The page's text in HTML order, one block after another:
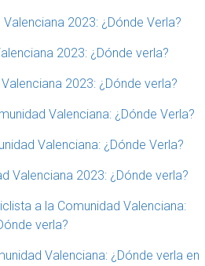
2023: ¿Dónde Verla?
2023: ¿Dónde verla?
2023: ¿Dónde verla?
Valenciana: ¿Dónde Verla?
Valenciana: ¿Dónde Verla?
Valenciana 2023: ¿Dónde verla?
a la Comunidad Valenciana:
verla?
Valenciana: ¿Dónde verla en